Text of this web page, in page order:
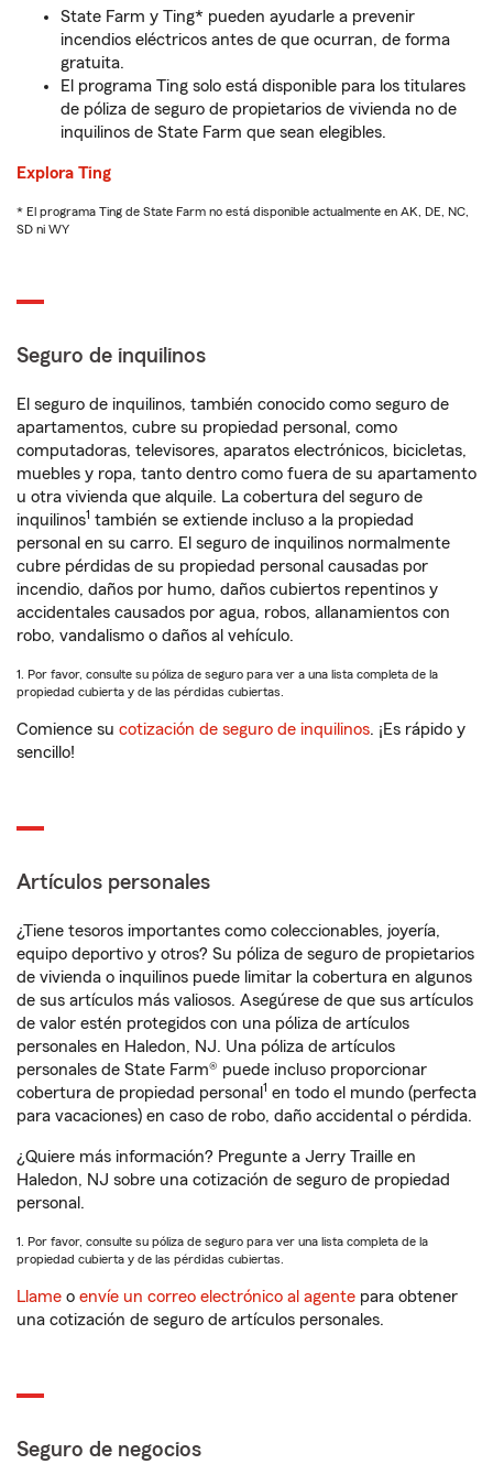
State Farm y Ting* pueden ayudarle a prevenir
incendios eléctricos antes de que ocurran, de forma
gratuita.
El programa Ting solo está disponible para los titulares
de póliza de seguro de propietarios de vivienda no de
inquilinos de State Farm que sean elegibles.
Explora Ting
* El programa Ting de State Farm no está disponible actualmente en AK, DE, NC,
SD ni WY
Seguro de inquilinos
El seguro de inquilinos, también conocido como seguro de
apartamentos, cubre su propiedad personal, como
computadoras, televisores, aparatos electrónicos, bicicletas,
muebles y ropa, tanto dentro como fuera de su apartamento
u otra vivienda que alquile. La cobertura del seguro de
inquilinos1 también se extiende incluso a la propiedad
personal en su carro. El seguro de inquilinos normalmente
cubre pérdidas de su propiedad personal causadas por
incendio, daños por humo, daños cubiertos repentinos y
accidentales causados por agua, robos, allanamientos con
robo, vandalismo o daños al vehículo.
1. Por favor, consulte su póliza de seguro para ver a una lista completa de la
propiedad cubierta y de las pérdidas cubiertas.
Comience su cotización de seguro de inquilinos. ¡Es rápido y
sencillo!
Artículos personales
¿Tiene tesoros importantes como coleccionables, joyería,
equipo deportivo y otros? Su póliza de seguro de propietarios
de vivienda o inquilinos puede limitar la cobertura en algunos
de sus artículos más valiosos. Asegúrese de que sus artículos
de valor estén protegidos con una póliza de artículos
personales en Haledon, NJ. Una póliza de artículos
personales de State Farm® puede incluso proporcionar
cobertura de propiedad personal 1 en todo el mundo (perfecta
para vacaciones) en caso de robo, daño accidental o pérdida.
¿Quiere más información? Pregunte a Jerry Traille en
Haledon, NJ sobre una cotización de seguro de propiedad
personal.
1. Por favor, consulte su póliza de seguro para ver una lista completa de la
propiedad cubierta y de las pérdidas cubiertas.
Llame o envíe un correo electrónico al agente para obtener
una cotización de seguro de artículos personales.
Seguro de negocios